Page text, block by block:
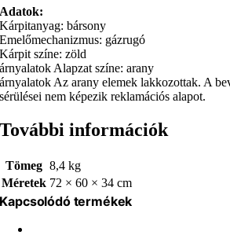
Adatok:
Kárpitanyag: bársony
Emelőmechanizmus: gázrugó
Kárpit színe: zöld
árnyalatok Alapzat színe: arany
árnyalatok Az arany elemek lakkozottak. A
sérülései nem képezik reklamációs alapot.
További információk
Tömeg 8,4 kg
Méretek 72 × 60 × 34 cm
Kapcsolódó termékek